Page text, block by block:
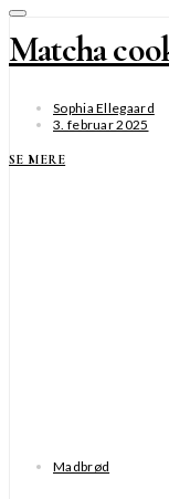
Matcha
Sophia Ellegaard
3. februar 2025
SE MERE
Madbrød